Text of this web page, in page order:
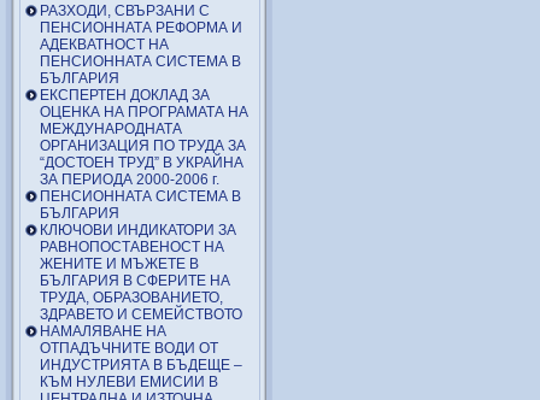
РАЗХОДИ, СВЪРЗАНИ С
ПЕНСИОННАТА РЕФОРМА И
АДЕКВАТНОСТ НА
ПЕНСИОННАТА СИСТЕМА В
БЪЛГАРИЯ
ЕКСПЕРТЕН ДОКЛАД ЗА
ОЦЕНКА НА ПРОГРАМАТА НА
МЕЖДУНАРОДНАТА
ОРГАНИЗАЦИЯ ПО ТРУДА ЗА
“ДОСТОЕН ТРУД” В УКРАЙНА
ЗА ПЕРИОДА 2000-2006 г.
ПЕНСИОННАТА СИСТЕМА В
БЪЛГАРИЯ
КЛЮЧОВИ ИНДИКАТОРИ ЗА
РАВНОПОСТАВЕНОСТ НА
ЖЕНИТЕ И МЪЖЕТЕ В
БЪЛГАРИЯ В СФЕРИТЕ НА
ТРУДА, ОБРАЗОВАНИЕТО,
ЗДРАВЕТО И СЕМЕЙСТВОТО
НАМАЛЯВАНЕ НА
ОТПАДЪЧНИТЕ ВОДИ ОТ
ИНДУСТРИЯТА В БЪДЕЩЕ –
КЪМ НУЛЕВИ ЕМИСИИ В